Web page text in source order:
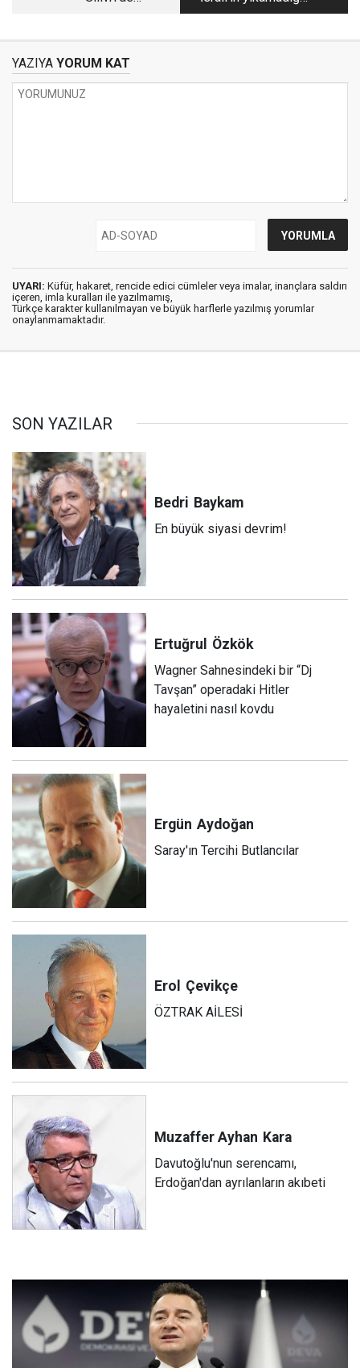
molla rejimini
YAZIYA YORUM KAT
UYARI: Küfür, hakaret, rencide edici cümleler veya imalar, inançlara saldırı
içeren, imla kuralları ile yazılmamış,
Türkçe karakter kullanılmayan ve büyük harflerle yazılmış yorumlar
onaylanmamaktadır.
SON YAZILAR
Bedri Baykam
En büyük siyasi devrim!
Ertuğrul Özkök
Wagner Sahnesindeki bir “Dj
Tavşan” operadaki Hitler
hayaletini nasıl kovdu
Ergün Aydoğan
Saray'ın Tercihi Butlancılar
Erol Çevikçe
ÖZTRAK AİLESİ
Muzaffer Ayhan Kara
Davutoğlu'nun serencamı,
Erdoğan'dan ayrılanların akıbeti